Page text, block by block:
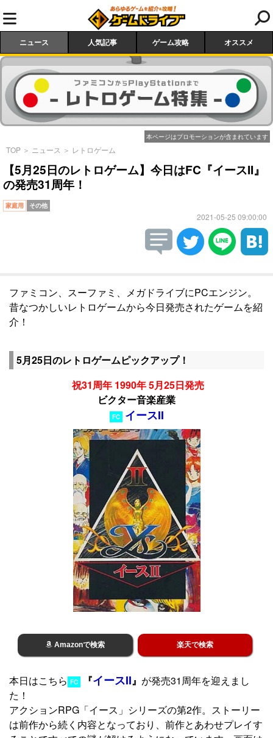
ニュース 人気記事 ゲーム攻略 オススメ
本ページはプロモーションが含まれています
TOP ＞ ニュース ＞ レトロゲーム
【5月25日のレトロゲーム】今日はFC『イースII』
の発売31周年！
家庭用 その他
2021-05-25 09:00:00
ファミコン、スーファミ、メガドライブにPCエンジン。
昔なつかしいレトロゲームから今日発売されたゲームを紹
介！
5月25日のレトロゲームピックアップ！
祝31周年 1990年 5月25日発売
ビクター音楽産業
FC イースII
Amazonで検索 楽天で検索
本日はこちら FC 『イースII』 が発売31周年を迎えまし
た！
アクションRPG「イース」シリーズの第2作。ストーリー
は前作から続く内容となっており、前作とあわせプレイす